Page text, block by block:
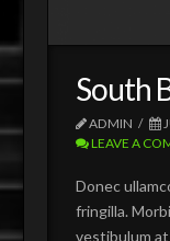
South
ADMIN
LEAVE A
Donec
fringilla.
vestibulum